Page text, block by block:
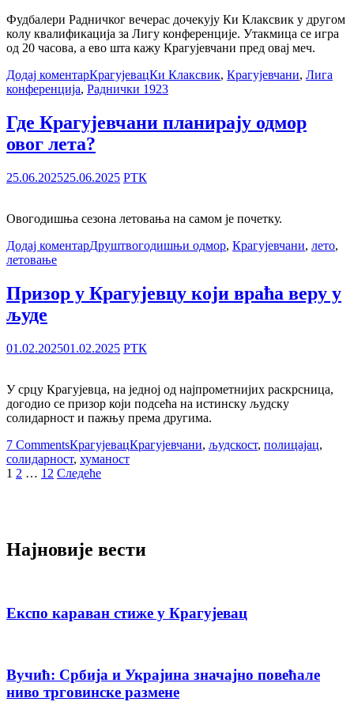
Фудбалери Радничког вечерас дочекују Ки Клаксвик у другом
колу квалификација за Лигу конференције. Утакмица се игра
од 20 часова, а ево шта кажу Крагујевчани пред овај меч.
Додај коментарКрагујевацКи Клаксвик, Крагујевчани, Лига
конференција, Раднички 1923
Где Крагујевчани планирају одмор
овог лета?
25.06.202525.06.2025 РТК
Овогодишња сезона летовања на самом је почeтку.
Додај коментарДруштвогодишњи одмор, Крагујевчани, лето,
летовање
Призор у Крагујевцу који враћа веру у
људе
01.02.202501.02.2025 РТК
У срцу Крагујевца, на једној од најпрометнијих раскрсница,
догодио се призор који подсећа на истинску људску
солидарност и пажњу према другима.
7 CommentsКрагујевацКрагујевчани, људскост, полицајац,
солидарност, хуманост
Пагинација
1 2 … 12 Следеће
Најновије вести
Експо караван стиже у Крагујевац
Вучић: Србија и Украјина значајно повећале
ниво трговинске размене